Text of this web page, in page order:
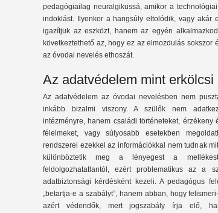
pedagógiailag neuralgikussá, amikor a
indoklást. Ilyenkor a hangsúly eltolódik, vagy akár
igazítjuk az eszközt, hanem az egyén
következtethető az, hogy ez az elmozdulás sokszor
az óvodai nevelés ethoszát.
Az adatvédelem mint erkölcsi
Az adatvédelem az óvodai nevelésben nem
inkább bizalmi viszony. A szülők nem
intézményre, hanem családi történeteket, érzékeny
félelmeket, vagy súlyosabb esetekben
rendszerei ezekkel az információkkal nem tudnak
különböztetik meg a lényegest a
feldolgozhatatlantól, ezért problematikus az a
adatbiztonsági kérdésként kezeli. A pedagógus
„betartja-e a szabályt”, hanem abban, hogy
azért védendők, mert jogszabály írja elő,